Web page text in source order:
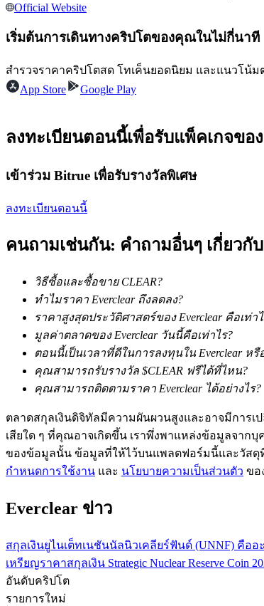
คัดลอกการซื้อขาย
เพลิดเพลินกับการแบ่งปันผลกำไรและค่าคอม
ข้อมูล
การวิเคราะห์ข้อมูลขนาดใหญ่ รวมถึงข้อมูลการ
Official Website
เริ่มต้นการเดินทางคริปโตของคุณในไม่กี่นาที
สำรวจราคาคริปโตสด โทเค็นยอดนิยม และแนวโน้ม
App Store
Google Play
ลงทะเบียนตอนนี้เพื่อรับแพ็คเกจขอ
เข้าร่วม Bitrue เพื่อรับรางวัลพิเศษ
ลงทะเบียนตอนนี้
คนถามเช่นกัน: คำถามอื่นๆ เกี่ยวกั
วิธีซื้อและซื้อขาย CLEAR?
ทำไมราคา Everclear ถึงลดลง?
ราคาสูงสุดประวัติศาสตร์ของ Everclear คือเท่า
มูลค่าตลาดของ Everclear วันนี้คือเท่าไร?
ตอนนี้เป็นเวลาที่ดีในการลงทุนใน Everclear หรื
คุณสามารถรับรางวัล $CLEAR ฟรีได้ที่ไหน?
คุณสามารถติดตามราคา Everclear ได้อย่างไร?
ตลาดสกุลเงินดิจิทัลมีความผันผวนสูงและอาจมีการ
เสียใด ๆ ที่คุณอาจเกิดขึ้น เราพึ่งพาแหล่งข้อมูลจาก
ของข้อมูลนั้น ข้อมูลที่ให้ไว้บนแพลตฟอร์มนี้และวัสดุที่
กำหนดการใช้งาน และ นโยบายความเป็นส่วนตัว ขอ
Everclear ข่าว
สกุลเงินยูไนเต็ทเนชันนัลนิวเคลียร์ฟันด์ (UNNF) คืออ
เหรียญราคาสกุลเงิน Strategic Nuclear Reserve
อันดับคริปโต
รายการใหม่